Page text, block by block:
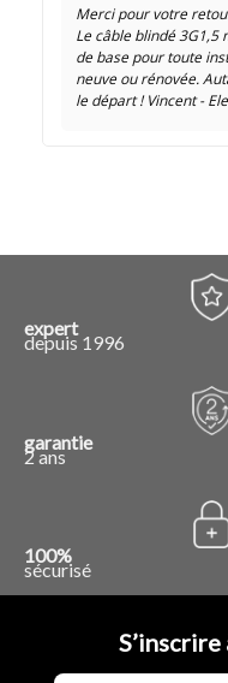
Merci pour votre
Le câble blindé 3G1,5
de base pour toute
neuve ou rénovée.
le départ ! Vincent -
expert
depuis 1996
garantie
2 ans
100%
sécurisé